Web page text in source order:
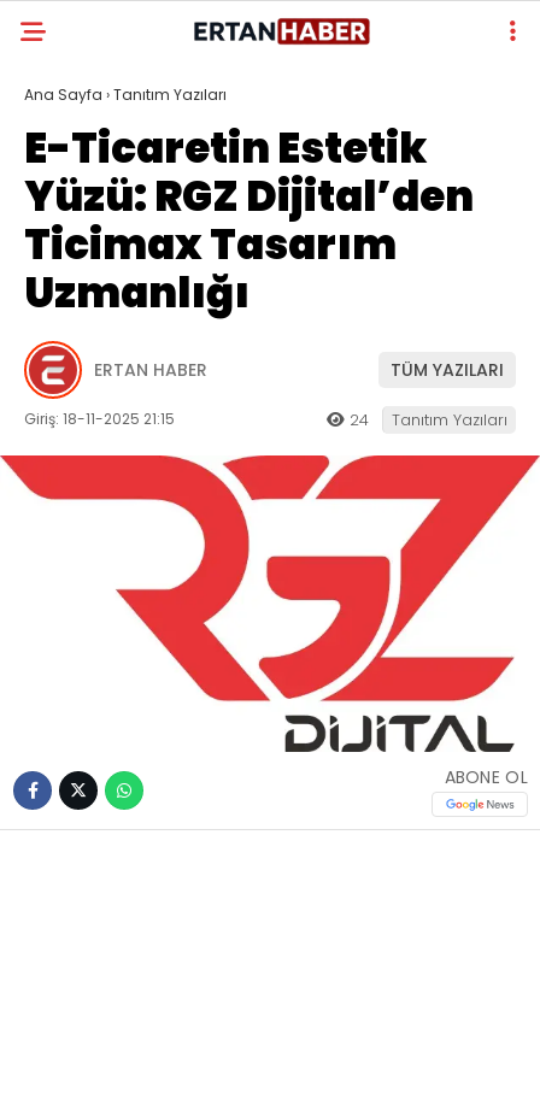
Ana Sayfa ›Tanıtım Yazıları
E-Ticaretin Estetik
Yüzü: RGZ Dijital’den
Ticimax Tasarım
Uzmanlığı
ERTAN HABER TÜM YAZILARI
Giriş: 18-11-2025 21:15 24 Tanıtım Yazıları
ABONE OL